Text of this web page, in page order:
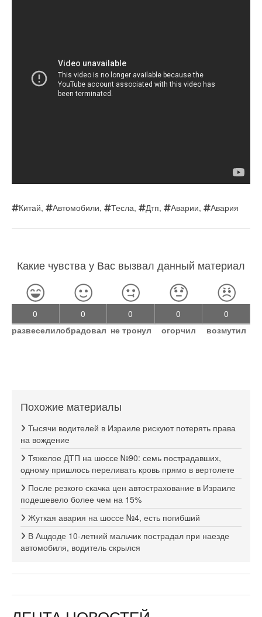
Китай, Автомобили, Тесла, Дтп, Аварии, Авария
Какие чувства у Вас вызвал данный материал
0
развеселил
0
обрадовал
0
не тронул
0
огорчил
0
возмутил
Похожие материалы
Тысячи водителей в Израиле рискуют потерять права
на вождение
Тяжелое ДТП на шоссе №90: семь пострадавших,
одному пришлось переливать кровь прямо в вертолете
После резкого скачка цен автострахование в Израиле
подешевело более чем на 15%
Жуткая авария на шоссе №4, есть погибший
В Ашдоде 10-летний мальчик пострадал при наезде
автомобиля, водитель скрылся